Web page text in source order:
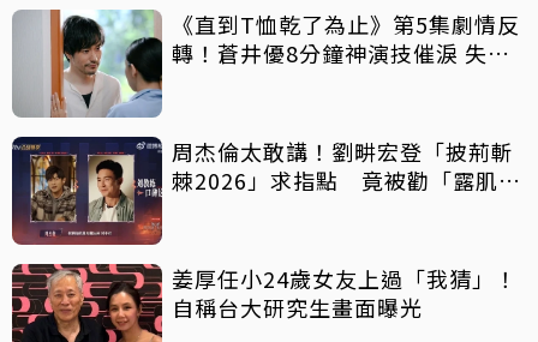
《直到T恤乾了為止》第5集劇情反
轉！蒼井優8分鐘神演技催淚 失蹤
周杰倫太敢講！劉畊宏登「披荊斬
棘2026」求指點 竟被勸「露肌肉
姜厚任小24歲女友上過「我猜」！
自稱台大研究生畫面曝光